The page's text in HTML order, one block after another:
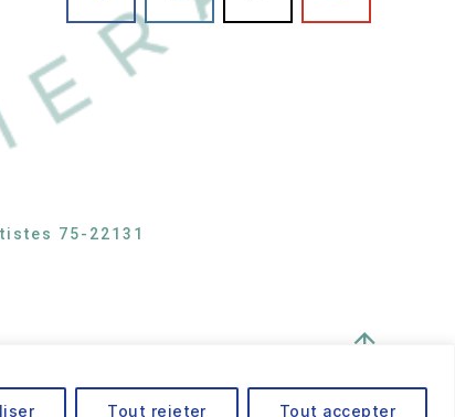
Tout rejeter Tout accepter
75-22131
↑